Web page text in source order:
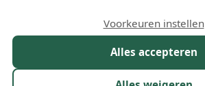
Kleur 1
Alles accepteren
Voorkeuren instellen